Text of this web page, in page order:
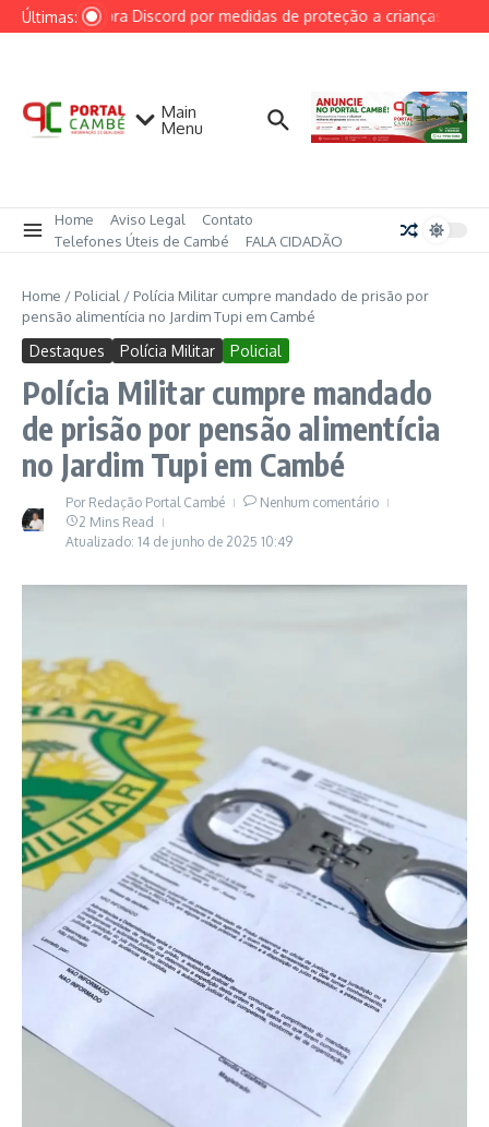
Ir para o conteúdo
Últimas:
AGU cobra Discord por medidas de proteção a crianças após
Main
Menu
Home Aviso Legal
Contato
Telefones Úteis de Cambé
FALA CIDADÃO
Home / Policial / Polícia Militar cumpre mandado de prisão por
pensão alimentícia no Jardim Tupi em Cambé
Destaques Polícia Militar Policial
Polícia Militar cumpre mandado
de prisão por pensão alimentícia
no Jardim Tupi em Cambé
Por Redação Portal Cambé
Nenhum comentário
2 Mins Read
Atualizado: 14 de junho de 2025 10:49